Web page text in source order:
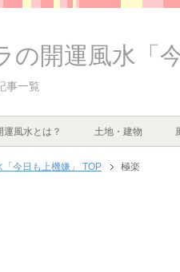
の開運風水「
事一覧
運風水とは？ 土地・建物
今日も上機嫌」 TOP 極楽